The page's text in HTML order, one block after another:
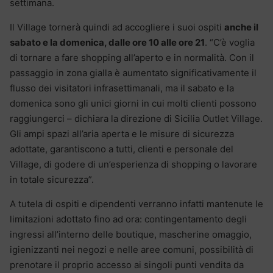
settimana.
Il Village tornerà quindi ad accogliere i suoi ospiti anche il
sabato e la domenica, dalle ore 10 alle ore 21. “C’è voglia
di tornare a fare shopping all’aperto e in normalità. Con il
passaggio in zona gialla è aumentato significativamente il
flusso dei visitatori infrasettimanali, ma il sabato e la
domenica sono gli unici giorni in cui molti clienti possono
raggiungerci – dichiara la direzione di Sicilia Outlet Village.
Gli ampi spazi all’aria aperta e le misure di sicurezza
adottate, garantiscono a tutti, clienti e personale del
Village, di godere di un’esperienza di shopping o lavorare
in totale sicurezza”.
A tutela di ospiti e dipendenti verranno infatti mantenute le
limitazioni adottato fino ad ora: contingentamento degli
ingressi all’interno delle boutique, mascherine omaggio,
igienizzanti nei negozi e nelle aree comuni, possibilità di
prenotare il proprio accesso ai singoli punti vendita da